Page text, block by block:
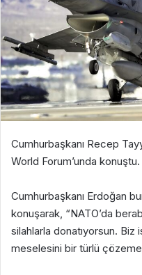
Cumhurbaşkanı Recep
World Forum’unda konuştu.
Cumhurbaşkanı Erdoğan
konuşarak, “NATO’da
silahlarla donatıyorsun. Biz
meselesini bir türlü